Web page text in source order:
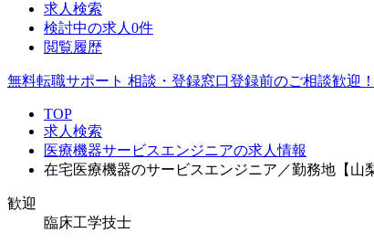
求人検索
検討中の求人 0件
閲覧履歴
無料転職サポート 相談・登録窓口登録前のご相談歓迎
TOP
求人検索
医療機器サービスエンジニアの求人情報
在宅医療機器のサービスエンジニア／勤務地【山
歓迎
臨床工学技士